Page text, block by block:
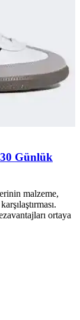
Günlük
malzeme,
ortaya